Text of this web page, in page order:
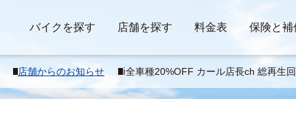
バイクを探す 店舗を探す 料金表 保険と補
店舗からのお知らせ
ℹ️全車種20%OFF カール店長ch 総再生回
万回キャンペーン✨👀